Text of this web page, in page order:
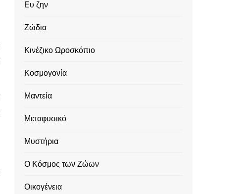
Ευ ζην
Ζώδια
Κινέζικο Ωροσκόπιο
Κοσμογονία
Μαντεία
Μεταφυσικό
Μυστήρια
Ο Κόσμος των Ζώων
Οικογένεια